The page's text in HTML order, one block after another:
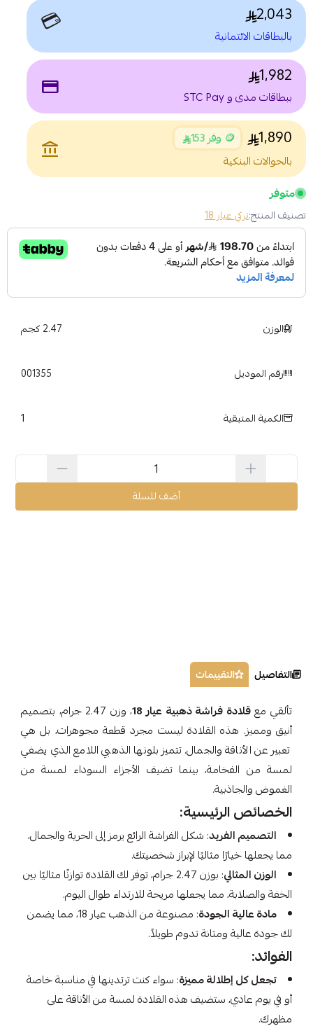
2,043
بالبطاقات الائتمانية 💳
1,982
ببطاقات مدى و STC Pay payment
1,890 🪙 وفر 153
بالحوالات البنكية
account_balance
متوفر
تصنيف المنتج:تركي عيار 18
الوزن 2.47 كجم
رقم الموديل 001355
الكمية المتبقية 1
أضف للسلة
التفاصيل التقييمات
تألقي معقلادة فراشة ذهبية عيار 18
، وزن 2.47 جرام، بتصميم
أنيق ومميز. هذه القلادة ليست مجرد قطعة مجوهرات، بل هي
تعبير عن الأناقة والجمال. تتميز بلونها الذهبي اللامع الذي يضفي
لمسة من الفخامة، بينما تضيف الأجزاء السوداء لمسة من
الغموض والجاذبية.
الخصائص الرئيسية:
التصميم الفريد: شكل الفراشة الرائع يرمز إلى الحرية والجمال،
مما يجعلها خيارًا مثاليًا لإبراز شخصيتك.
الوزن المثالي
: بوزن 2.47 جرام، توفر لك القلادة توازنًا مثاليًا بين
الخفة والصلابة، مما يجعلها مريحة للارتداء طوال اليوم.
مادة عالية الجودة
: مصنوعة من الذهب عيار 18، مما يضمن
لك جودة عالية ومتانة تدوم طويلاً.
الفوائد:
تجعل كل إطلالة مميزة: سواء كنت ترتدينها في مناسبة خاصة
أو في يوم عادي، ستضيف هذه القلادة لمسة من الأناقة على
مظهرك.